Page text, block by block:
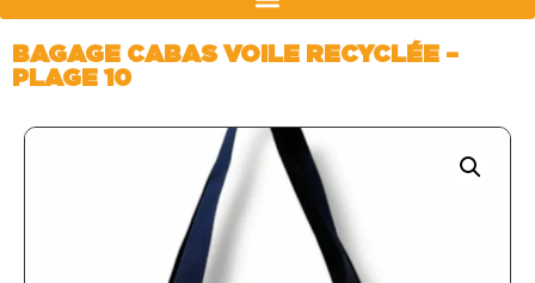
BAGAGE CABAS VOILE RECYCLÉE –
PLAGE 10